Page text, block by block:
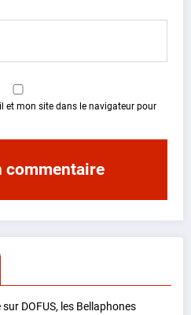
et mon site dans le navigateur pour
DOFUS, les Bellaphones